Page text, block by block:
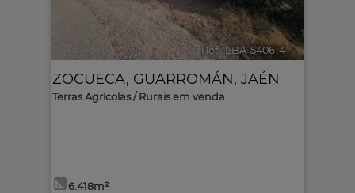
Ref.. LBA-540614 🔗
ZOCUECA, GUARROMÁN, JAÉN
Terras Agrícolas / Rurais em venda
6.418m²